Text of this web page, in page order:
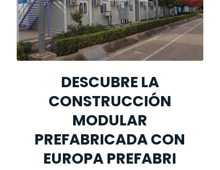
DESCUBRE LA
CONSTRUCCIÓN
MODULAR
PREFABRICADA CON
EUROPA PREFABRI